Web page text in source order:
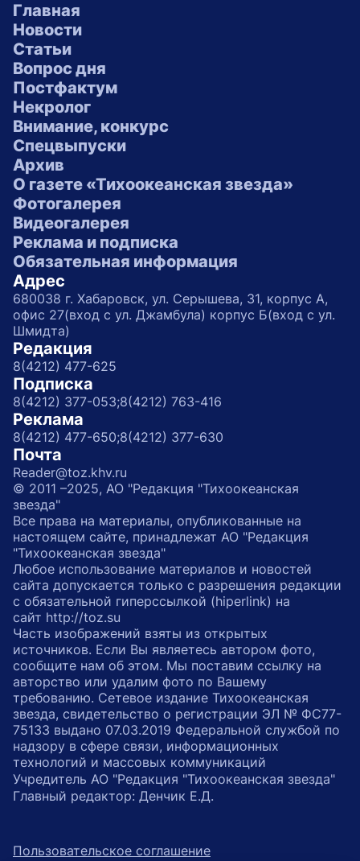
Главная
Новости
Статьи
Вопрос дня
Постфактум
Некролог
Внимание, конкурс
Спецвыпуски
Архив
О газете «Тихоокеанская звезда»
Фотогалерея
Видеогалерея
Реклама и подписка
Обязательная информация
Адрес
680038 г. Хабаровск, ул. Серышева, 31, корпус А,
офис 27(вход с ул. Джамбула) корпус Б(вход с ул.
Шмидта)
Редакция
8(4212) 477-625
Подписка
8(4212) 377-053;8(4212) 763-416
Реклама
8(4212) 477-650;8(4212) 377-630
Почта
Reader@toz.khv.ru
© 2011 –2025, АО "Редакция "Тихоокеанская
звезда"
Все права на материалы, опубликованные на
настоящем сайте, принадлежат АО "Редакция
"Тихоокеанская звезда"
Любое использование материалов и новостей
сайта допускается только с разрешения редакции
с обязательной гиперссылкой (hiperlink) на
сайт http://toz.su
Часть изображений взяты из открытых
источников. Если Вы являетесь автором фото,
сообщите нам об этом. Мы поставим ссылку на
авторство или удалим фото по Вашему
требованию. Сетевое издание Тихоокеанская
звезда, свидетельство о регистрации ЭЛ № ФС77-
75133 выдано 07.03.2019 Федеральной службой по
надзору в сфере связи, информационных
технологий и массовых коммуникаций
Учредитель АО "Редакция "Тихоокеанская звезда"
Главный редактор: Денчик Е.Д.
Пользовательское соглашение